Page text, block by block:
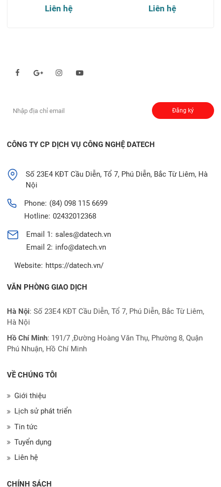
Liên hệ Liên hệ
Đăng ký
CÔNG TY CP DỊCH VỤ CÔNG NGHỆ DATECH
Số 23E4 KĐT Cầu Diễn, Tổ 7, Phú Diễn, Bắc Từ Liêm, Hà
Nội
Phone: (84) 098 115 6699
Hotline: 02432012368
Email 1: sales@datech.vn
Email 2: info@datech.vn
Website: https://datech.vn/
VĂN PHÒNG GIAO DỊCH
Hà Nội: Số 23E4 KĐT Cầu Diễn, Tổ 7, Phú Diễn, Bắc Từ Liêm,
Hà Nội
Hồ Chí Minh: 191/7 ,Đường Hoàng Văn Thụ, Phường 8, Quận
Phú Nhuận, Hồ Chí Minh
VỀ CHÚNG TÔI
Giới thiệu
Lịch sử phát triển
Tin tức
Tuyển dụng
Liên hệ
CHÍNH SÁCH